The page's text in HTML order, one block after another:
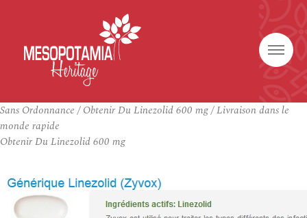
Sans Ordonnance / Obtenir Du Linezolid 600 mg / Livraison dans le
monde rapide
Obtenir Du Linezolid 600 mg